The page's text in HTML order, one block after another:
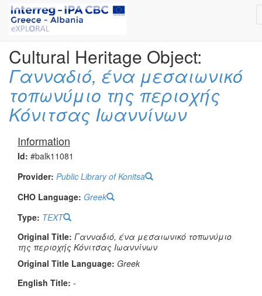
Cultural Heritage Object:
Γανναδιό, ένα μεσαιωνικό
τοπωνύμιο της περιοχής
Κόνιτσας Ιωαννίνων
Information
Id: #balk11081
Provider: Public Library of Konitsa
CHO Language: Greek
Type: TEXT
Original Title: Γανναδιό, ένα μεσαιωνικό τοπωνύμιο
της περιοχής Κόνιτσας Ιωαννίνων
Original Title Language: Greek
English Title: -